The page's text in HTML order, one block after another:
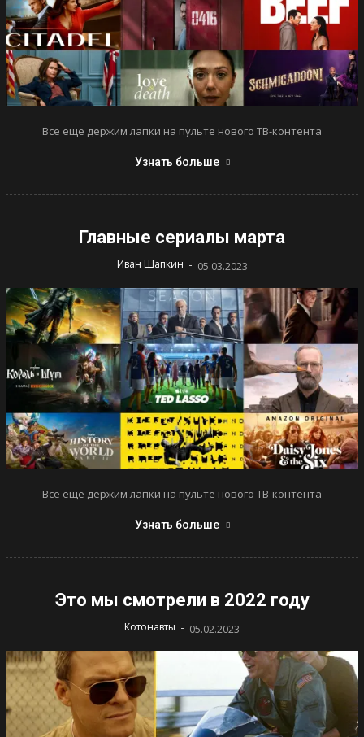
Все еще держим лапки на пульте нового ТВ-контента
Узнать больше
Главные сериалы марта
Иван Шапкин - 05.03.2023
Все еще держим лапки на пульте нового ТВ-контента
Узнать больше
Это мы смотрели в 2022 году
Котонавты - 05.02.2023